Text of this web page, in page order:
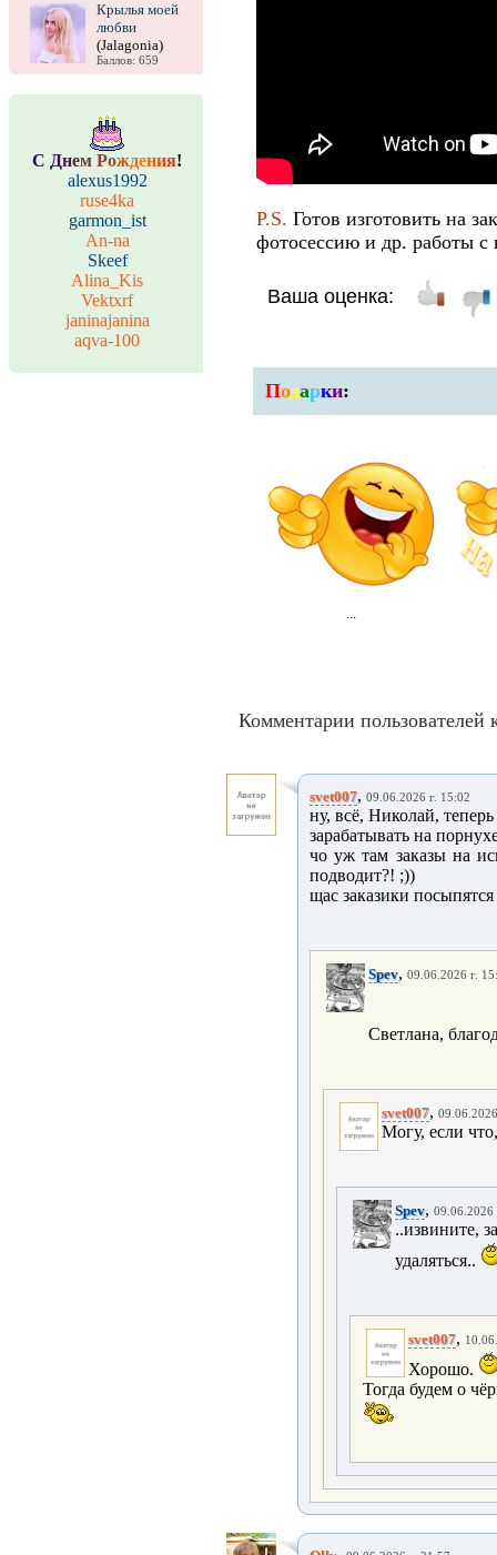
Крылья моей
любви
(Jalagonia)
Баллов: 659
С Днем Рождения!
alexus1992
ruse4ka
garmon_ist
An-na
Skeef
Alina_Kis
Vektxrf
janinajanina
aqva-100
P.S. Готов изготовить на
фотосессию и др. работы с
Ваша оценка:
Подарки:
...
Комментарии пользователей
svet007, 09.06.2026 г. 15:02
ну, всё, Николай,
зарабатывать на
чо уж там заказы на
подводит?! ;))
щас заказики
Spev, 09.06.2026 г.
Светлана,
svet007,
Могу, если
Spev, 09.06.2026
..извините,
удаляться..
svet007,
Хорошо.
Тогда будем о